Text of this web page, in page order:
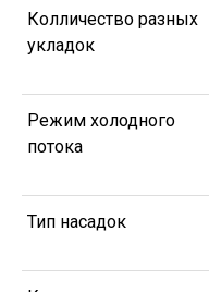
Колличество разных
укладок
Режим холодного
потока
Тип насадок